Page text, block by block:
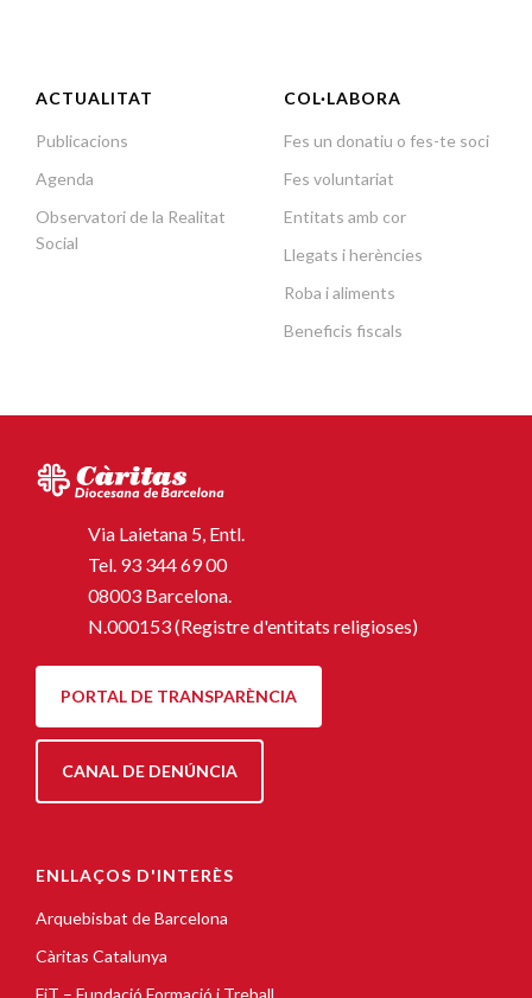
ACTUALITAT
Publicacions
Agenda
Observatori de la Realitat
Social
COL·LABORA
Fes un donatiu o fes-te soci
Fes voluntariat
Entitats amb cor
Llegats i herències
Roba i aliments
Beneficis fiscals
Via Laietana 5, Entl.
Tel. 93 344 69 00
08003 Barcelona.
N.000153 (Registre d'entitats religioses)
PORTAL DE TRANSPARÈNCIA
CANAL DE DENÚNCIA
ENLLAÇOS D'INTERÈS
Arquebisbat de Barcelona
Càritas Catalunya
FiT – Fundació Formació i Treball